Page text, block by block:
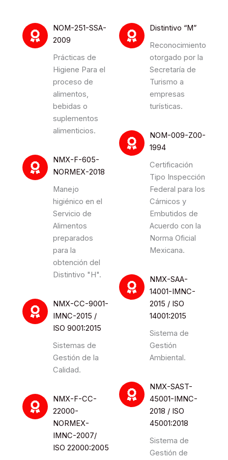
NOM-251-SSA-
2009
Prácticas de
Higiene Para el
proceso de
alimentos,
bebidas o
suplementos
alimenticios.
NMX-F-605-
NORMEX-2018
Manejo
higiénico en el
Servicio de
Alimentos
preparados
para la
obtención del
Distintivo "H".
NMX-CC-9001-
IMNC-2015 /
ISO 9001:2015
Sistemas de
Gestión de la
Calidad.
NMX-F-CC-
22000-
NORMEX-
IMNC-2007/
ISO 22000:2005
Distintivo “M”
Reconocimiento
otorgado por la
Secretaría de
Turismo a
empresas
turísticas.
NOM-009-Z00-
1994
Certificación
Tipo Inspección
Federal para los
Cárnicos y
Embutidos de
Acuerdo con la
Norma Oficial
Mexicana.
NMX-SAA-
14001-IMNC-
2015 / ISO
14001:2015
Sistema de
Gestión
Ambiental.
NMX-SAST-
45001-IMNC-
2018 / ISO
45001:2018
Sistema de
Gestión de